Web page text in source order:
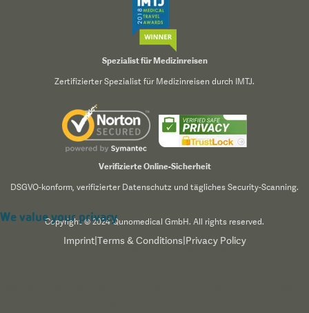
Spezialist für Medizinreisen
Zertifizierter Spezialist für Medizinreisen durch IMTJ.
Verifizierte Online-Sicherheit
DSGVO-konform, verifizierter Datenschutz und tägliches Security-Scanning.
Copyright © 2024 Qunomedical GmbH. All rights reserved.
Imprint| Terms & Conditions Privacy Policy
We value your privacy
We use cookies to enhance your browsing experience,